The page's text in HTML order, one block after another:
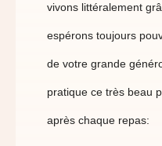
vivons littéralement
espérons toujours
de votre grande
pratique ce très beau
après chaque repas: